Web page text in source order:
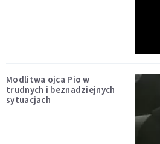
Modlitwa ojca Pio w
trudnych i beznadziejnych
sytuacjach